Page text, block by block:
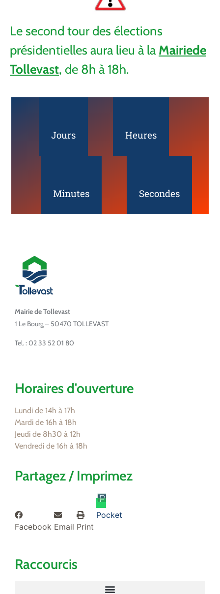
Le second tour des élections
présidentielles aura lieu à laMairiede
Tollevast, de 8h à 18h.
Jours Heures
Minutes Secondes
Mairie de Tollevast
1 Le Bourg – 50470 TOLLEVAST
Tel. : 02 33 52 01 80
Horaires d'ouverture
Lundi de 14h à 17h
Mardi de 16h à 18h
Jeudi de 8h30 à 12h
Vendredi de 16h à 18h
Partagez / Imprimez
Facebook Email Print
Pocket
Raccourcis